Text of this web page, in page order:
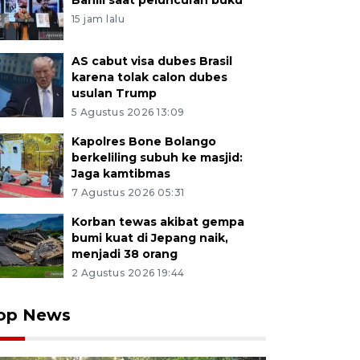
15 jam lalu
AS cabut visa dubes Brasil
karena tolak calon dubes
usulan Trump
5 Agustus 2026 13:09
Kapolres Bone Bolango
berkeliling subuh ke masjid:
Jaga kamtibmas
7 Agustus 2026 05:31
Korban tewas akibat gempa
bumi kuat di Jepang naik,
menjadi 38 orang
2 Agustus 2026 19:44
News